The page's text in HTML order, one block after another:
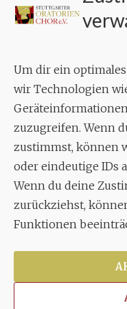
Um dir ein
wir Technologien
zuzugreifen. Wenn
zustimmst, können
oder eindeutige IDs
Wenn du deine
zurückziehst,
Funktionen
Tel.